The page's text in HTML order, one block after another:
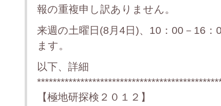
報の重複申し訳ありません。
来週の土曜日(8月4日)、10：00－16
ます。
以下、詳細
【極地研探検２０１２】